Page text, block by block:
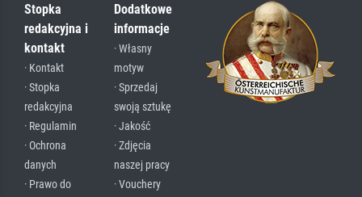
Stopka
redakcyjna i
kontakt
· Kontakt
· Stopka
redakcyjna
· Regulamin
· Ochrona
danych
· Prawo do
Dodatkowe
informacje
· Własny
motyw
· Sprzedaj
swoją sztukę
· Jakość
· Zdjęcia
naszej pracy
· Vouchery